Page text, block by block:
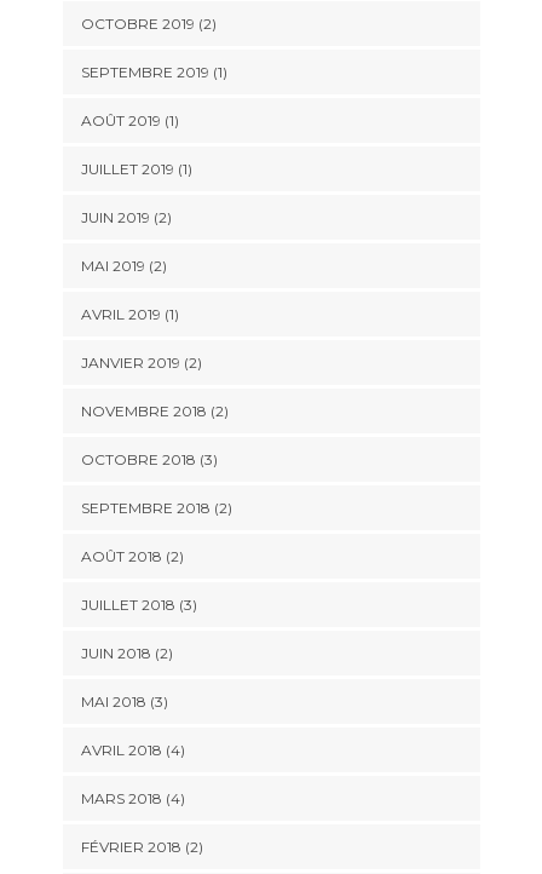
OCTOBRE 2019 (2)
SEPTEMBRE 2019 (1)
AOÛT 2019 (1)
JUILLET 2019 (1)
JUIN 2019 (2)
MAI 2019 (2)
AVRIL 2019 (1)
JANVIER 2019 (2)
NOVEMBRE 2018 (2)
OCTOBRE 2018 (3)
SEPTEMBRE 2018 (2)
AOÛT 2018 (2)
JUILLET 2018 (3)
JUIN 2018 (2)
MAI 2018 (3)
AVRIL 2018 (4)
MARS 2018 (4)
FÉVRIER 2018 (2)